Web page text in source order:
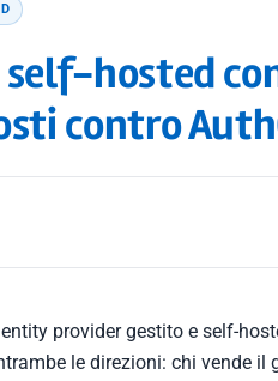
hosted
contro
provider gestito e self-
le direzioni: chi vende il